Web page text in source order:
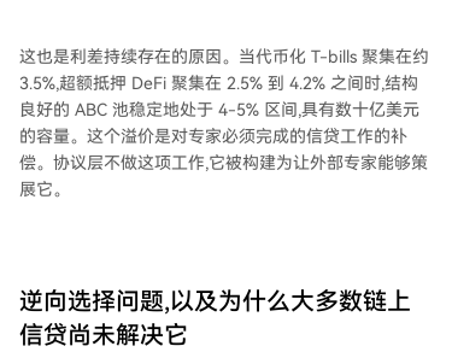
这也是利差持续存在的原因。当代币化 T-bills 聚集在约
3.5%,超额抵押 DeFi 聚集在 2.5% 到 4.2% 之间时,结构
良好的 ABC 池稳定地处于 4-5% 区间,具有数十亿美元
的容量。这个溢价是对专家必须完成的信贷工作的补
偿。协议层不做这项工作,它被构建为让外部专家能够策
展它。
逆向选择问题,以及为什么大多数链上
信贷尚未解决它